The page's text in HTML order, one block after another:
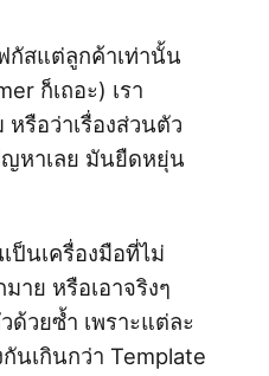
กัสแต่ลูกค้าเท่านั้น
ก็เถอะ) เรา
รือว่าเรื่องส่วนตัว
หาเลย มันยืดหยุ่น
ป็นเครื่องมือที่ไม่
าย หรือเอาจริงๆ
ด้วยซ้ำ เพราะแต่ละ
นเกินกว่า Template